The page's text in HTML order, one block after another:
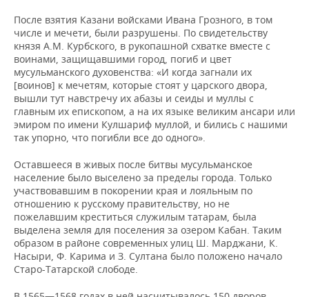
После взятия Казани войсками Ивана Грозного, в том
числе и мечети, были разрушены. По свидетельству
князя А.М. Курбского, в рукопашной схватке вместе с
воинами, защищавшими город, погиб и цвет
мусульманского духовенства: «И когда загнали их
[воинов] к мечетям, которые стоят у царского двора,
вышли тут навстречу их абазы и сеиды и муллы с
главным их епископом, а на их языке великим ансари или
эмиром по имени Кулшариф муллой, и бились с нашими
так упорно, что погибли все до одного».
Оставшееся в живых после битвы мусульманское
население было выселено за пределы города. Только
участвовавшим в покорении края и лояльным по
отношению к русскому правительству, но не
пожелавшим креститься служилым татарам, была
выделена земля для поселения за озером Кабан. Таким
образом в районе современных улиц Ш. Марджани, К.
Насыри, Ф. Карима и З. Султана было положено начало
Старо-Татарской слободе.